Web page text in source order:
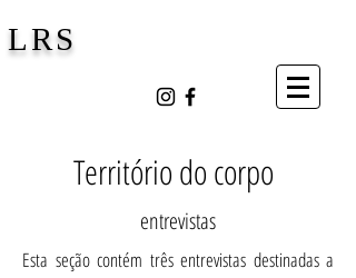
LRS
Território do corpo
entrevistas
Esta seção contém três entrevistas destinadas a